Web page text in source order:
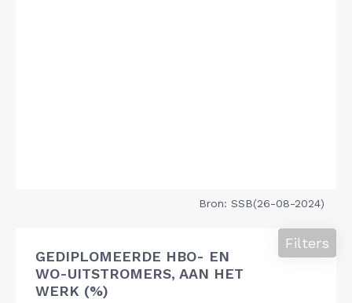
Bron: SSB(26-08-2024)
GEDIPLOMEERDE HBO- EN
WO-UITSTROMERS, AAN HET
WERK (%)
Filters